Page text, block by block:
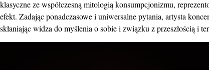
klasyczne ze współczesną mitologią konsumpcjonizmu,
efekt. Zadając ponadczasowe i uniwersalne pytania, artysta
skłaniając widza do myślenia o sobie i związku z przeszłością i